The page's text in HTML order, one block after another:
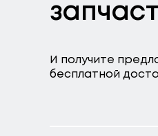
И получите
бесплатной